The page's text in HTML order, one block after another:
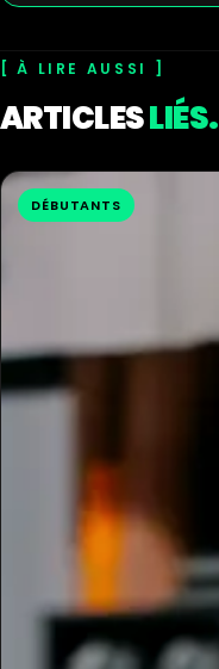
À LIRE AUSSI
ARTICLESLIÉS.
DÉBUTANTS